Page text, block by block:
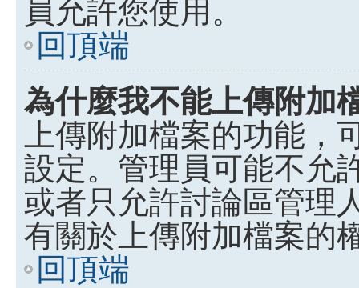
員允許您使用。
回頂端
為什麼我不能上傳附加
上傳附加檔案的功能
設定。管理員可能不允
或者只允許討論區管理
有關於上傳附加檔案的
回頂端